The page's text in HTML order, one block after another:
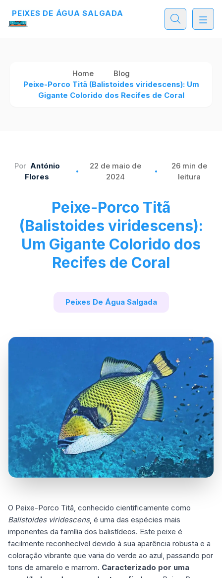
Home
Blog
Peixe-Porco Titã (Balistoides viridescens): Um
Gigante Colorido dos Recifes de Coral
Por António
Flores
22 de maio de
2024
26 min de
leitura
Peixe-Porco Titã
(Balistoides viridescens):
Um Gigante Colorido dos
Recifes de Coral
Peixes De Água Salgada
O Peixe-Porco Titã, conhecido cientificamente como
Balistoides viridescens, é uma das espécies mais
imponentes da família dos balistídeos. Este peixe é
facilmente reconhecível devido à sua aparência robusta e a
coloração vibrante que varia do verde ao azul, passando por
tons de amarelo e marrom. Caracterizado por uma
PEIXES DE ÁGUA SALGADA
PEIXES DE ÁGUA SALGADA
PEIXES DE ÁGUA SALGADA